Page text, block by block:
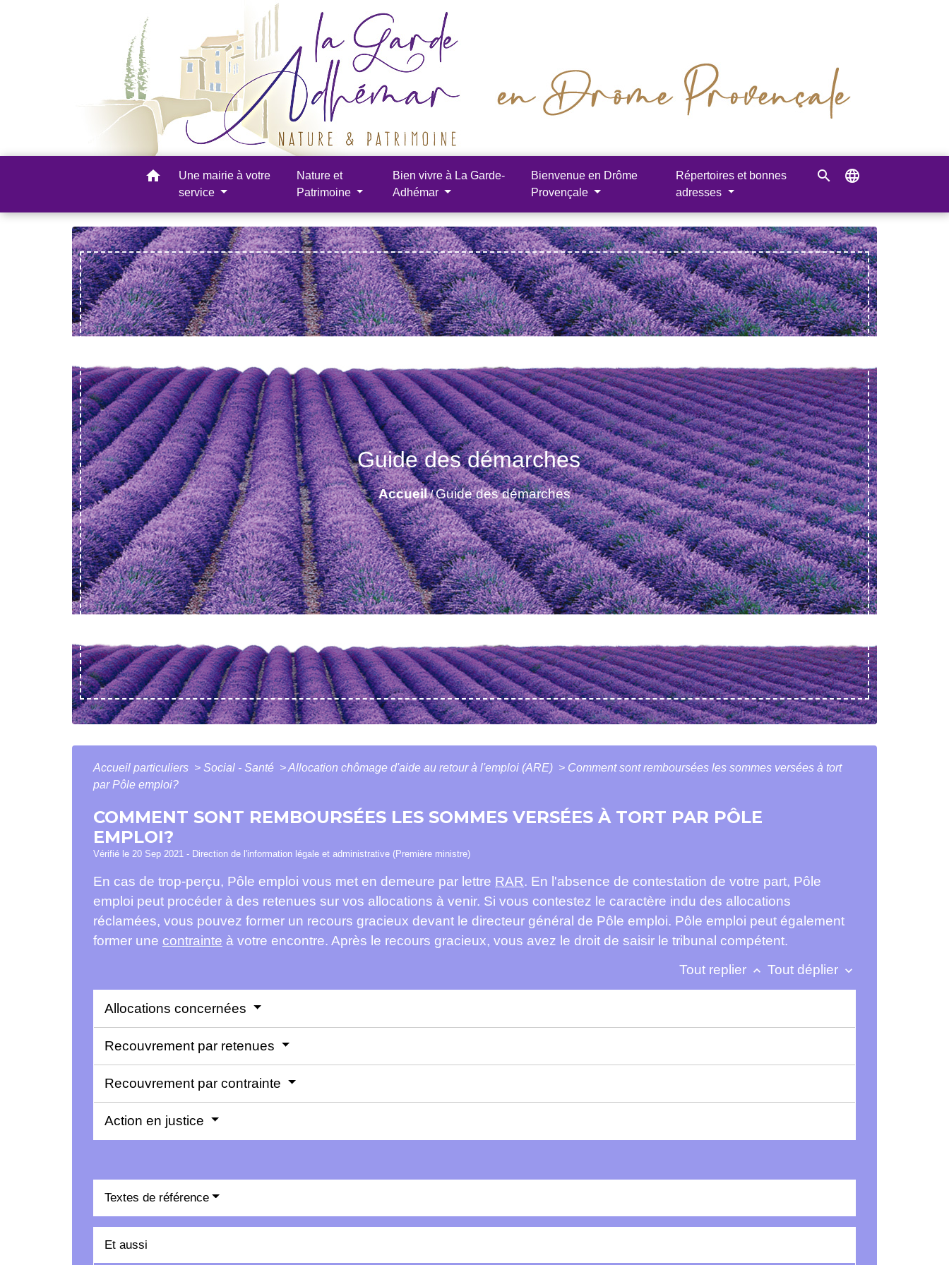
home
Une mairie à votre
service
Nature et
Patrimoine
Bien vivre à La Garde-
Adhémar
Bienvenue en Drôme
Provençale
Répertoires et bonnes
adresses
search language
Guide des démarches
Accueil/Guide des démarches
Accueil particuliers > Social - Santé >Allocation chômage d'aide au retour à l'emploi (ARE) > Comment sont remboursées les sommes versées à tort
par Pôle emploi?
COMMENT SONT REMBOURSÉES LES SOMMES VERSÉES À TORT PAR PÔLE
EMPLOI?
Vérifié le 20 Sep 2021 - Direction de l'information légale et administrative (Première ministre)
En cas de trop-perçu, Pôle emploi vous met en demeure par lettre RAR. En l'absence de contestation de votre part, Pôle
emploi peut procéder à des retenues sur vos allocations à venir. Si vous contestez le caractère indu des allocations
réclamées, vous pouvez former un recours gracieux devant le directeur général de Pôle emploi. Pôle emploi peut également
former une contrainte à votre encontre. Après le recours gracieux, vous avez le droit de saisir le tribunal compétent.
Tout replier keyboard_arrow_up Tout déplier keyboard_arrow_down
Allocations concernées
Recouvrement par retenues
Recouvrement par contrainte
Action en justice
Textes de référence
Et aussi